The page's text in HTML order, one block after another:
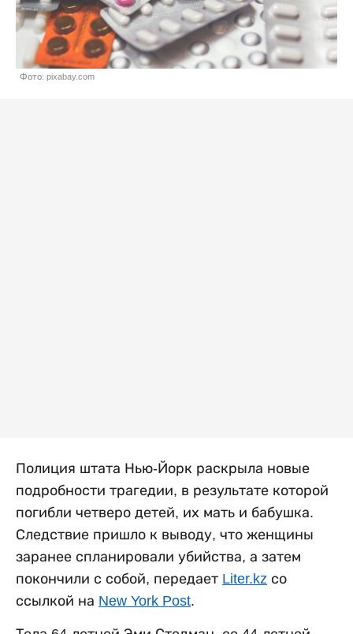
Фото: pixabay.com
Полиция штата Нью-Йорк раскрыла новые
подробности трагедии, в результате которой
погибли четверо детей, их мать и бабушка.
Следствие пришло к выводу, что женщины
заранее спланировали убийства, а затем
покончили с собой, передает Liter.kz со
ссылкой на New York Post.